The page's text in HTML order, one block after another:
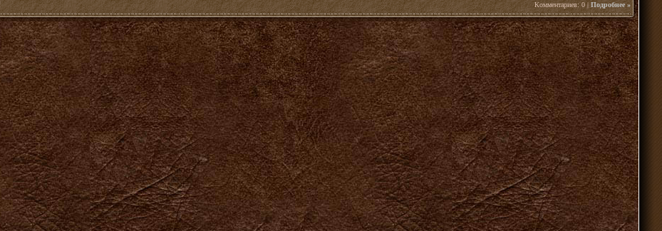
Комментариев: 0 |Подробнее »